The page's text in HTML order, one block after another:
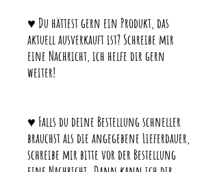
♥ Du hättest gern ein Produkt, das
aktuell ausverkauft ist? Schreibe mir
eine Nachricht, ich helfe dir gern
weiter!
♥ Falls du deine Bestellung schneller
brauchst als die angegebene Lieferdauer,
schreibe mir bitte vor der Bestellung